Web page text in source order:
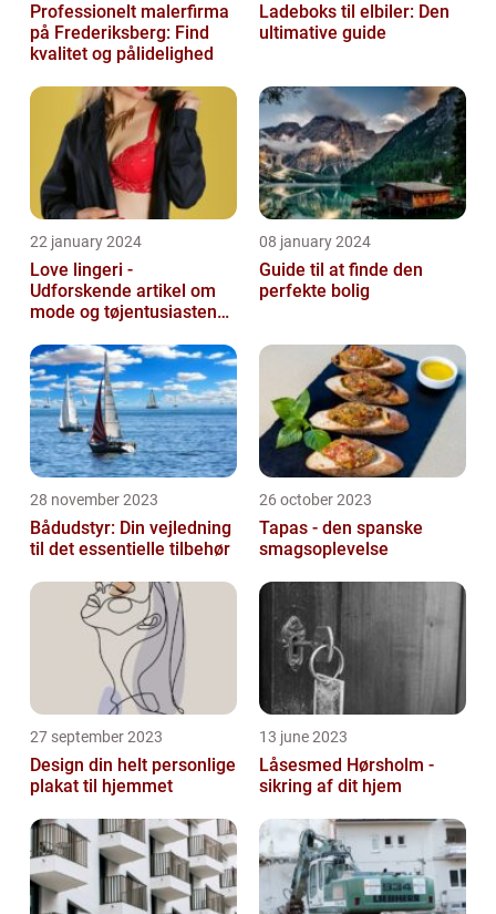
Professionelt malerfirma
på Frederiksberg: Find
kvalitet og pålidelighed
Ladeboks til elbiler: Den
ultimative guide
22 january 2024
Love lingeri -
Udforskende artikel om
mode og tøjentusiastens
08 january 2024
Guide til at finde den
perfekte bolig
28 november 2023
Bådudstyr: Din vejledning
til det essentielle tilbehør
26 october 2023
Tapas - den spanske
smagsoplevelse
27 september 2023
Design din helt personlige
plakat til hjemmet
13 june 2023
Låsesmed Hørsholm -
sikring af dit hjem